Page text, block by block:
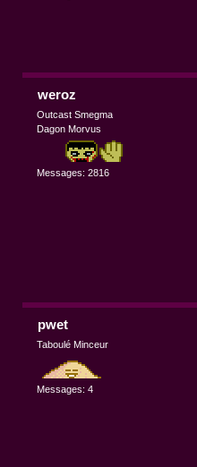
weroz
Outcast Smegma
Dagon Morvus
Messages: 2816
pwet
Taboulé Minceur
Messages: 4